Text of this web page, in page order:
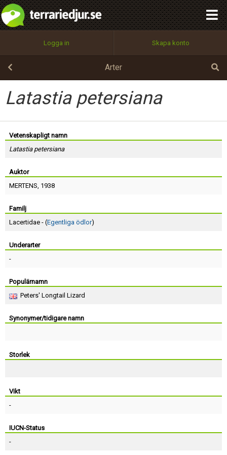
Logga in Skapa konto
Arter
Latastia petersiana
Vetenskapligt namn
Latastia petersiana
Auktor
MERTENS, 1938
Familj
Lacertidae - (Egentliga ödlor)
Underarter
-
Populärnamn
Peters' Longtail Lizard
Synonymer/tidigare namn
Storlek
Vikt
-
IUCN-Status
-
Utför
100%
OK
integritetspolicy
Namn:
Epost:
Lösenord:
Terms of Service
Begär nytt lösenord
Tillbaka till förstasidan